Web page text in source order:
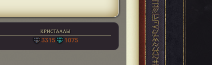
КРИСТАЛЛЫ
3315 1075